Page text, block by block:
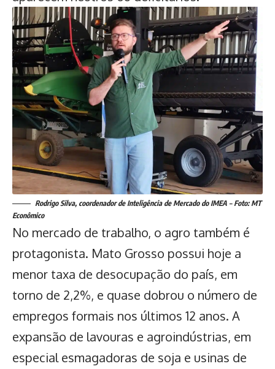
Rodrigo Silva, coordenador de Inteligência de Mercado do IMEA – Foto: MT
Econômico
No mercado de trabalho, o agro também é
protagonista. Mato Grosso possui hoje a
menor taxa de desocupação do país, em
torno de 2,2%, e quase dobrou o número de
empregos formais nos últimos 12 anos. A
expansão de lavouras e agroindústrias, em
especial esmagadoras de soja e usinas de